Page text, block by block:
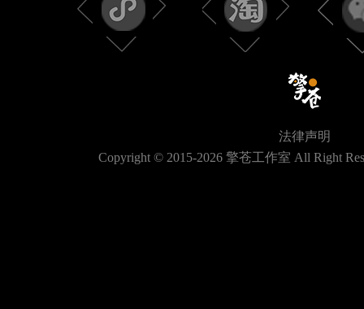
法律声明
Copyright © 2015-2026 擎苍工作室 All Right